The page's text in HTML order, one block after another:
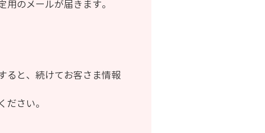
のメールが届きます。
ると、続けてお客さま情報
ださい。